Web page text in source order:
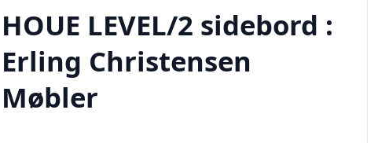
HOUE LEVEL/2 sidebord :
Erling Christensen
Møbler